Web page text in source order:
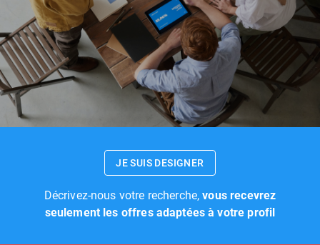
JE SUIS DESIGNER
Décrivez-nous votre recherche,vous recevrez
seulement les offres adaptées à votre profil